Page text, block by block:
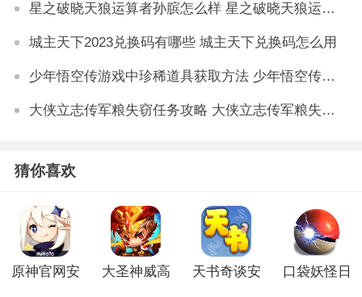
星之破晓天狼运算者孙膑怎么样 星之破晓天狼运算者孙膑技能详解
城主天下2023兑换码有哪些 城主天下兑换码怎么用
少年悟空传游戏中珍稀道具获取方法 少年悟空传游戏珍稀道具如何获取
大侠立志传军粮失窃任务攻略 大侠立志传军粮失窃任务如何做
猜你喜欢
原神官网安
大圣神威高
天书奇谈安
口袋妖怪日